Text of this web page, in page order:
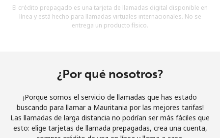
Términos y condiciones.
Únete
El crédito prepagado es una tarjeta de llamadas digital disponible en
línea y está hecho para llamadas virtuales internacionales. No se
entrega un producto físico.
¿Por qué nosotros?
¡Porque somos el servicio de llamadas que has estado
buscando para llamar a Mauritania por las mejores tarifas!
Las llamadas de larga distancia no podrían ser más fáciles que
esto: elige tarjetas de llamada prepagadas, crea una cuenta,